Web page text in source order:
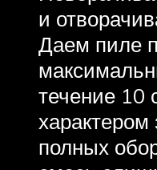
и
Даем пиле
течение 10
характером
полных